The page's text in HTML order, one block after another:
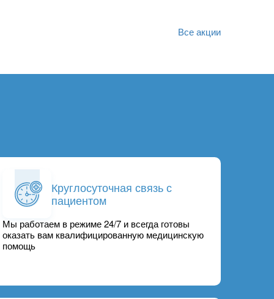
Все акции
Круглосуточная связь с
пациентом
Мы работаем в режиме 24/7 и всегда готовы
оказать вам квалифицированную медицинскую
помощь